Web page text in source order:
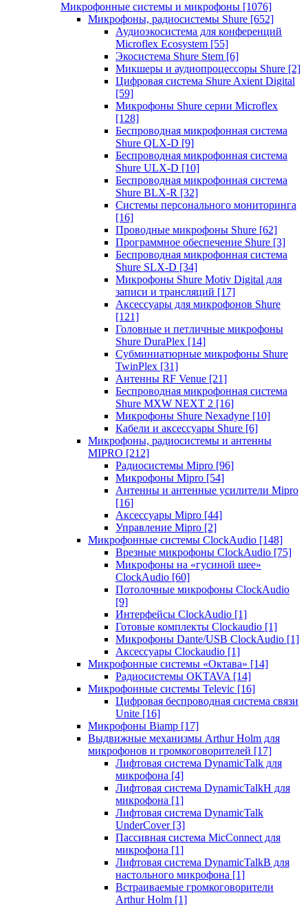
Микрофонные системы и микрофоны [1076]
Микрофоны, радиосистемы Shure [652]
Аудиоэкосистема для конференций
Microflex Ecosystem [55]
Экосистема Shure Stem [6]
Микшеры и аудиопроцессоры Shure [2]
Цифровая система Shure Axient Digital
[59]
Микрофоны Shure серии Microflex
[128]
Беспроводная микрофонная система
Shure QLX-D [9]
Беспроводная микрофонная система
Shure ULX-D [10]
Беспроводная микрофонная система
Shure BLX-R [32]
Системы персонального мониторинга
[16]
Проводные микрофоны Shure [62]
Программное обеспечение Shure [3]
Беспроводная микрофонная система
Shure SLX-D [34]
Микрофоны Shure Motiv Digital для
записи и трансляций [17]
Аксессуары для микрофонов Shure
[121]
Головные и петличные микрофоны
Shure DuraPlex [14]
Субминиатюрные микрофоны Shure
TwinPlex [31]
Антенны RF Venue [21]
Беспроводная микрофонная система
Shure MXW NEXT 2 [16]
Микрофоны Shure Nexadyne [10]
Кабели и аксессуары Shure [6]
Микрофоны, радиосистемы и антенны
MIPRO [212]
Радиосистемы Mipro [96]
Микрофоны Mipro [54]
Антенны и антенные усилители Mipro
[16]
Аксессуары Mipro [44]
Управление Mipro [2]
Микрофонные системы ClockAudio [148]
Врезные микрофоны ClockAudio [75]
Микрофоны на «гусиной шее»
ClockAudio [60]
Потолочные микрофоны ClockAudio
[9]
Интерфейсы ClockAudio [1]
Готовые комплекты Clockaudio [1]
Микрофоны Dante/USB ClockAudio [1]
Аксессуары Clockaudio [1]
Микрофонные системы «Октава» [14]
Радиосистемы OKTAVA [14]
Микрофонные системы Televic [16]
Цифровая беспроводная система связи
Unite [16]
Микрофоны Biamp [17]
Выдвижные механизмы Arthur Holm для
микрофонов и громкоговорителей [17]
Лифтовая система DynamicTalk для
микрофона [4]
Лифтовая система DynamicTalkH для
микрофона [1]
Лифтовая система DynamicTalk
UnderCover [3]
Пассивная система MicConnect для
микрофона [1]
Лифтовая система DynamicTalkB для
настольного микрофона [1]
Встраиваемые громкоговорители
Arthur Holm [1]